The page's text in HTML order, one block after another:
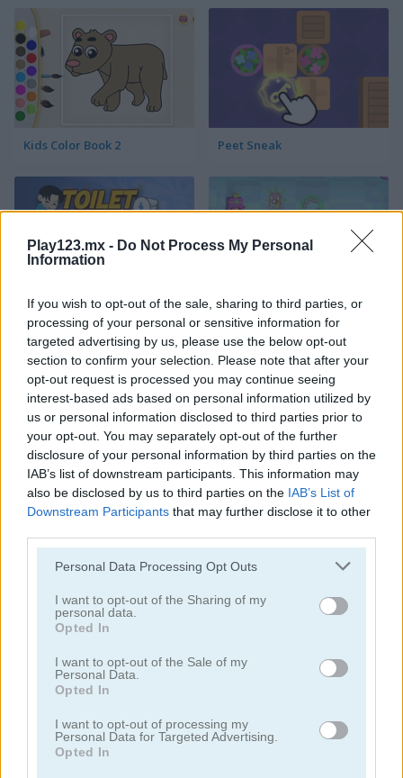
Play123.mx - Do Not Process My Personal
Information
If you wish to opt-out of the sale, sharing to third parties, or
processing of your personal or sensitive information for
targeted advertising by us, please use the below opt-out
section to confirm your selection. Please note that after your
opt-out request is processed you may continue seeing
interest-based ads based on personal information utilized by
us or personal information disclosed to third parties prior to
your opt-out. You may separately opt-out of the further
disclosure of your personal information by third parties on the
IAB’s list of downstream participants. This information may
also be disclosed by us to third parties on the IAB’s List of
Downstream Participants that may further disclose it to other
Personal Data Processing Opt Outs
I want to opt-out of the Sharing of my
personal data.
Opted In
I want to opt-out of the Sale of my
Personal Data.
Opted In
I want to opt-out of processing my
Personal Data for Targeted Advertising.
Opted In
Kids Color Book 2 Peet Sneak
Toilet Run Chainy Chisai Medieval 2
Hold My Hand, Friend Emoji Fun
juegos de bloques
juegos de frutas
juegos de rompecabezas